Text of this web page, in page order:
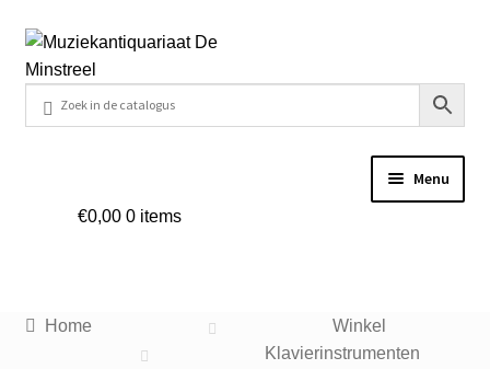
Ga
door
navigatie
Ga
naar
inhoud
Menu
Veel gestelde vragen
€0,00 0 items
Home
Winkel
Klavierinstrumenten